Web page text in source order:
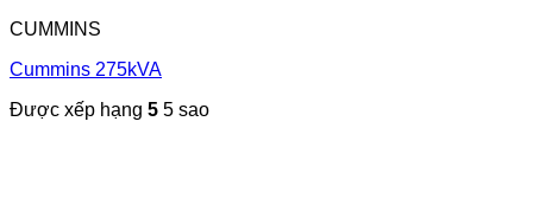
CUMMINS
Cummins 275kVA
Được xếp hạng 5 5 sao